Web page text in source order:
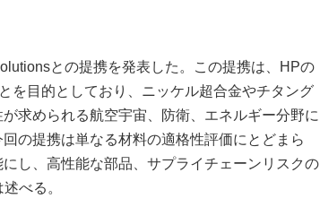
との提携を発表した。この提携は、HPの
を目的としており、ニッケル超合金やチタング
求められる航空宇宙、防衛、エネルギー分野に
の提携は単なる材料の適格性評価にとどまら
し、高性能な部品、サプライチェーンリスクの
べる。